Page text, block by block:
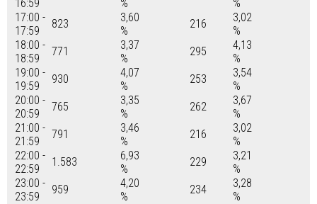
16:59
%
%
17:00 -
17:59
823
3,60
%
216
3,02
%
18:00 -
18:59
771
3,37
%
295
4,13
%
19:00 -
19:59
930
4,07
%
253
3,54
%
20:00 -
20:59
765
3,35
%
262
3,67
%
21:00 -
21:59
791
3,46
%
216
3,02
%
22:00 -
22:59
1.583
6,93
%
229
3,21
%
23:00 -
23:59
959
4,20
%
234
3,28
%